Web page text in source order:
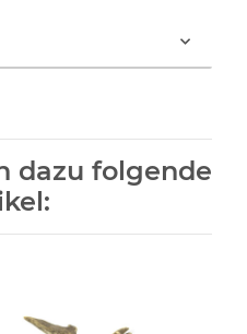
dazu folgende